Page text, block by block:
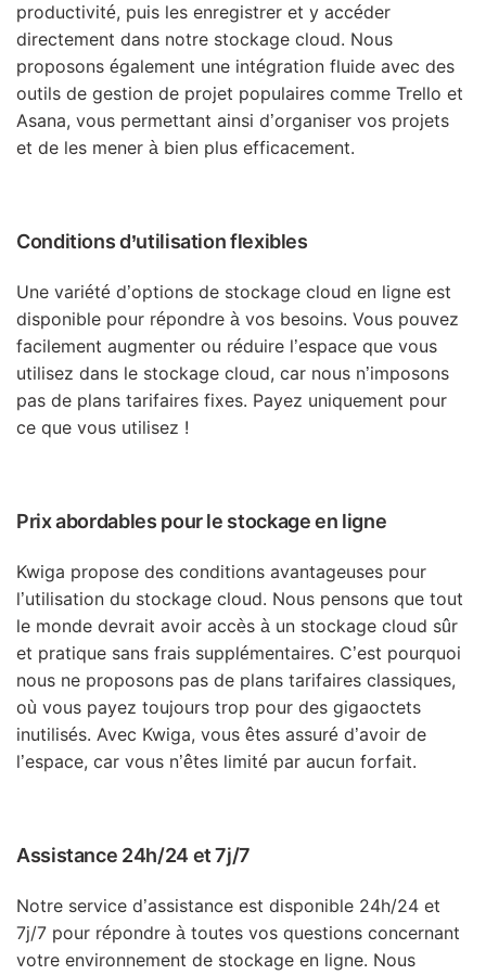
productivité, puis les enregistrer et y accéder
directement dans notre stockage cloud. Nous
proposons également une intégration fluide avec des
outils de gestion de projet populaires comme Trello et
Asana, vous permettant ainsi d’organiser vos projets
et de les mener à bien plus efficacement.
Conditions d’utilisation flexibles
Une variété d’options de stockage cloud en ligne est
disponible pour répondre à vos besoins. Vous pouvez
facilement augmenter ou réduire l’espace que vous
utilisez dans le stockage cloud, car nous n’imposons
pas de plans tarifaires fixes. Payez uniquement pour
ce que vous utilisez !
Prix abordables pour le stockage en ligne
Kwiga propose des conditions avantageuses pour
l’utilisation du stockage cloud. Nous pensons que tout
le monde devrait avoir accès à un stockage cloud sûr
et pratique sans frais supplémentaires. C’est pourquoi
nous ne proposons pas de plans tarifaires classiques,
où vous payez toujours trop pour des gigaoctets
inutilisés. Avec Kwiga, vous êtes assuré d’avoir de
l’espace, car vous n’êtes limité par aucun forfait.
Assistance 24h/24 et 7j/7
Notre service d’assistance est disponible 24h/24 et
7j/7 pour répondre à toutes vos questions concernant
votre environnement de stockage en ligne. Nous